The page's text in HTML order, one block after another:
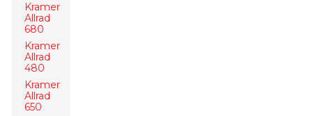
Kramer
Allrad
680
Kramer
Allrad
480
Kramer
Allrad
650